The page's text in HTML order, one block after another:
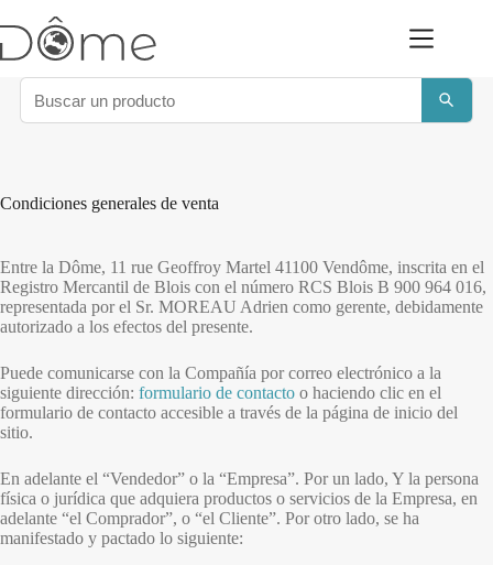
al
contenido
Condiciones generales de venta
Entre la Dôme, 11 rue Geoffroy Martel 41100 Vendôme, inscrita en el
Registro Mercantil de Blois con el número RCS Blois B 900 964 016,
representada por el Sr. MOREAU Adrien como gerente, debidamente
autorizado a los efectos del presente.
Puede comunicarse con la Compañía por correo electrónico a la
siguiente dirección: formulario de contacto o haciendo clic en el
formulario de contacto accesible a través de la página de inicio del
sitio.
En adelante el “Vendedor” o la “Empresa”. Por un lado, Y la persona
física o jurídica que adquiera productos o servicios de la Empresa, en
adelante “el Comprador”, o “el Cliente”. Por otro lado, se ha
manifestado y pactado lo siguiente: